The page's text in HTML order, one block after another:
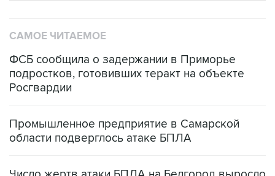
ФСБ сообщила о задержании в Приморье
Росгвардии
Промышленное предприятие в Самарской
Число жертв атаки БПЛА на Белгород выросло